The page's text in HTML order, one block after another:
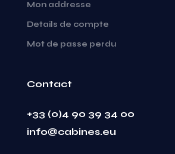
Mon addresse
Details de compte
Mot de passe perdu
Contact
+33 (0)4 90 39 34 00
info@cabines.eu